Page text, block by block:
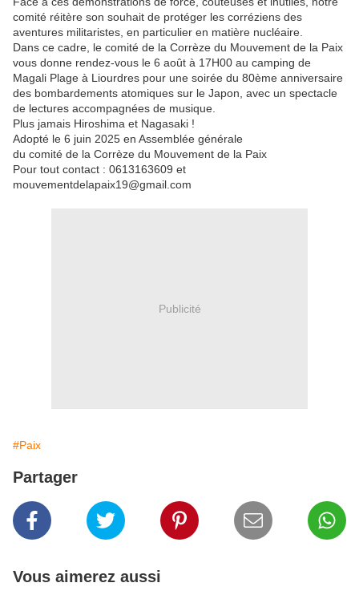
comité réitère son souhait de protéger les corréziens des
aventures militaristes, en particulier en matière nucléaire.
Dans ce cadre, le comité de la Corrèze du Mouvement de la Paix
vous donne rendez-vous le 6 août à 17H00 au camping de
Magali Plage à Liourdres pour une soirée du 80ème anniversaire
des bombardements atomiques sur le Japon, avec un spectacle
de lectures accompagnées de musique.
Plus jamais Hiroshima et Nagasaki !
Adopté le 6 juin 2025 en Assemblée générale
du comité de la Corrèze du Mouvement de la Paix
Pour tout contact : 0613163609 et
mouvementdelapaix19@gmail.com
Publicité
#Paix
Partager
Vous aimerez aussi